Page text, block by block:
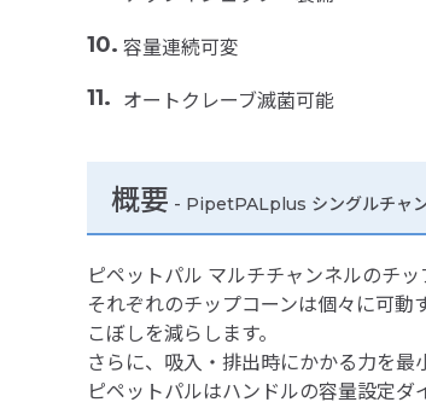
容量連続可変
オートクレーブ滅菌可能
概要 - PipetPALplus シングルチャ
ピペットパル マルチチャンネルのチ
それぞれのチップコーンは個々に可
こぼしを減らします。
さらに、吸入・排出時にかかる力を最
ピペットパルはハンドルの容量設定